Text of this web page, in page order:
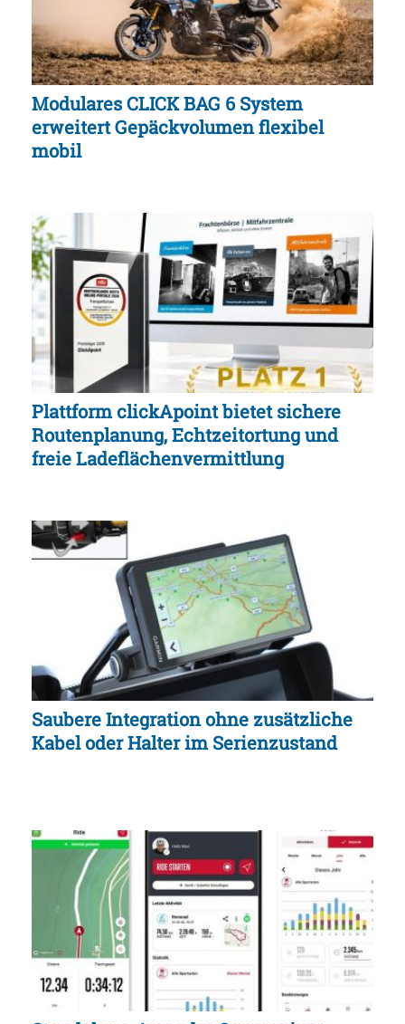
Modulares CLICK BAG 6 System
erweitert Gepäckvolumen flexibel
mobil
Plattform clickApoint bietet sichere
Routenplanung, Echtzeitortung und
freie Ladeflächenvermittlung
Saubere Integration ohne zusätzliche
Kabel oder Halter im Serienzustand